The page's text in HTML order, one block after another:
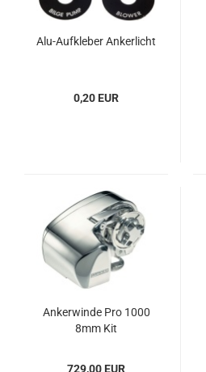
Alu-​Auf­kle­ber An­ker­licht
0,20 EUR
An­ker­win­de Pro 1000
8mm Kit
729,00 EUR